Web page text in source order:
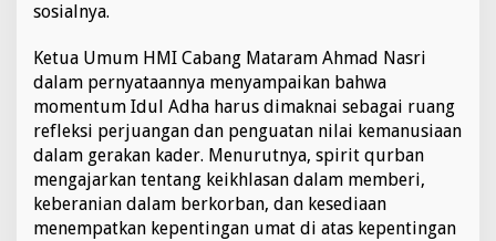
o
s
i
l
sosialnya.
Ketua Umum HMI Cabang Mataram Ahmad Nasri
dalam pernyataannya menyampaikan bahwa
momentum Idul Adha harus dimaknai sebagai ruang
refleksi perjuangan dan penguatan nilai kemanusiaan
dalam gerakan kader. Menurutnya, spirit qurban
mengajarkan tentang keikhlasan dalam memberi,
keberanian dalam berkorban, dan kesediaan
menempatkan kepentingan umat di atas kepentingan